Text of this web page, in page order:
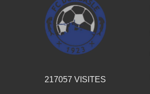
217057 VISITES